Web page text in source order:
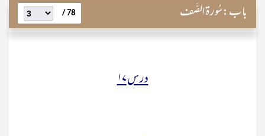
باب:سُورۃالصَّف 78 /
درس ۱۷